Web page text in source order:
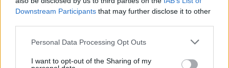
Downstream Participants that may further disclose it to other
Please note that this website/app uses one or more Google
not limited to your visit or usage behaviour. You may click to
Personal Data Processing Opt Outs
I want to opt-out of the Sharing of my
Συμβούλιο - Πρόεδρος ο Γαληνός Γιαγλής